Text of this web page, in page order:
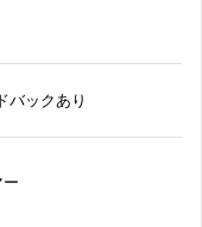
バックあり